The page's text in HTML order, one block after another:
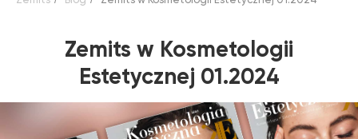
Zemits w Kosmetologii
Estetycznej 01.2024